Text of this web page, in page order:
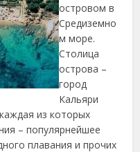
островом в
Средиземно
м море.
Столица
острова –
город
Кальяри
из которых
– популярнейшее
плавания и прочих